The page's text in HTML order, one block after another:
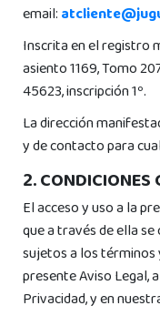
email:
Inscrita en el registro
asiento 1169, Tomo
45623, inscripción 1º.
La dirección
y de contacto para
2. CONDICIONES
El acceso y uso a la
que a través de ella
sujetos a los términos
presente Aviso Legal,
Privacidad, y en